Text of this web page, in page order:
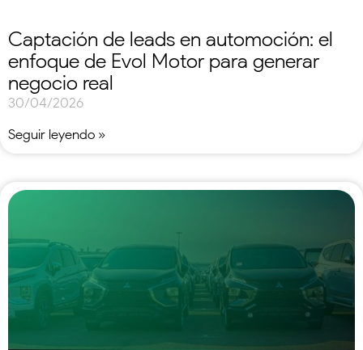
Captación de leads en automoción: el
enfoque de Evol Motor para generar
negocio real
30/04/2026
Seguir leyendo »